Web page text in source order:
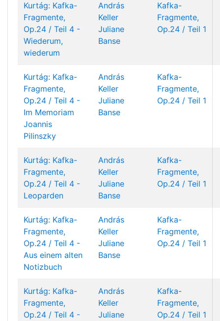
Kurtág: Kafka-
Fragmente,
Op.24 / Teil 4 -
Wiederum,
wiederum
András
Keller
Juliane
Banse
Kafka-
Fragmente,
Op.24 / Teil 1
Kurtág: Kafka-
Fragmente,
Op.24 / Teil 4 -
Im Memoriam
Joannis
Pilinszky
András
Keller
Juliane
Banse
Kafka-
Fragmente,
Op.24 / Teil 1
Kurtág: Kafka-
Fragmente,
Op.24 / Teil 4 -
Leoparden
András
Keller
Juliane
Banse
Kafka-
Fragmente,
Op.24 / Teil 1
Kurtág: Kafka-
Fragmente,
Op.24 / Teil 4 -
Aus einem alten
Notizbuch
András
Keller
Juliane
Banse
Kafka-
Fragmente,
Op.24 / Teil 1
Kurtág: Kafka-
Fragmente,
Op.24 / Teil 4 -
András
Keller
Juliane
Kafka-
Fragmente,
Op.24 / Teil 1